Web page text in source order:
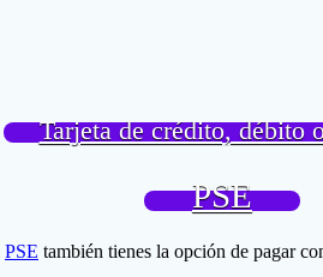
Tarjeta de crédito, débito
PSE
PSE también tienes la opción de pagar